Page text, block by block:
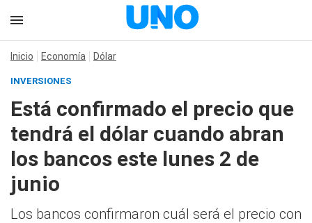
Inicio Economía Dólar
INVERSIONES
Está confirmado el precio que
tendrá el dólar cuando abran
los bancos este lunes 2 de
junio
Los bancos confirmaron cuál será el precio con